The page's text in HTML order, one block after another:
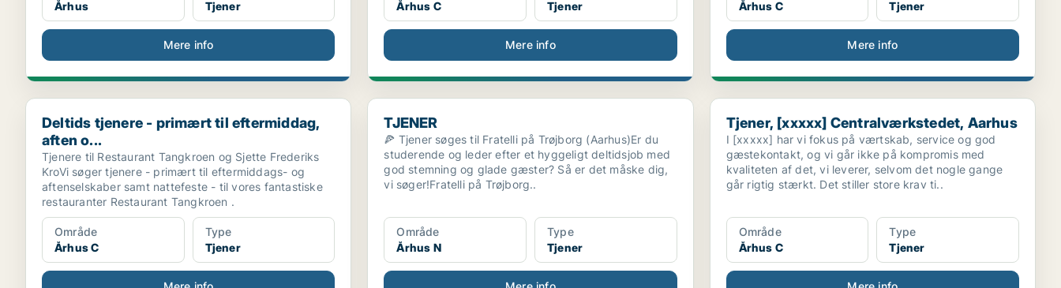
Århus
Tjener
Mere info
Århus C
Tjener
Mere info
Århus C
Tjener
Mere info
Deltids tjenere - primært til eftermiddag, aften o...
Deltids tjenere - primært til eftermiddag,
aften o...
Tjenere til Restaurant Tangkroen og Sjette Frederiks
KroVi søger tjenere - primært til eftermiddags- og
aftenselskaber samt nattefeste - til vores fantastiske
restauranter Restaurant Tangkroen .
Område
Århus C
Type
Tjener
TJENER
TJENER
🍕 Tjener søges til Fratelli på Trøjborg (Aarhus)Er du
studerende og leder efter et hyggeligt deltidsjob med
god stemning og glade gæster? Så er det måske dig,
vi søger!Fratelli på Trøjborg..
Område
Århus N
Type
Tjener
Tjener, [xxxxx] Centralværkstedet, Aarhus
Tjener, [xxxxx] Centralværkstedet, Aarhus
I [xxxxx] har vi fokus på værtskab, service og god
gæstekontakt, og vi går ikke på kompromis med
kvaliteten af det, vi leverer, selvom det nogle gange
går rigtig stærkt. Det stiller store krav ti..
Område
Århus C
Type
Tjener